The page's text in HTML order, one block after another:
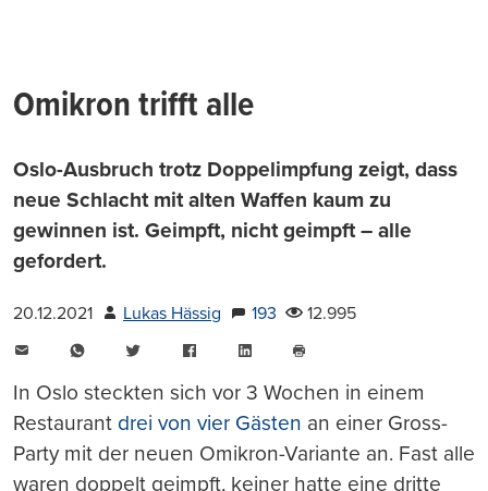
Omikron trifft alle
Oslo-Ausbruch trotz Doppelimpfung zeigt, dass
neue Schlacht mit alten Waffen kaum zu
gewinnen ist. Geimpft, nicht geimpft – alle
gefordert.
20.12.2021 Lukas Hässig 193
12.995
WhatsAppTwitter FacebookLinkedIn
drucken
In Oslo steckten sich vor 3 Wochen in einem
Restaurant drei von vier Gästen an einer Gross-
Party mit der neuen Omikron-Variante an. Fast alle
waren doppelt geimpft, keiner hatte eine dritte